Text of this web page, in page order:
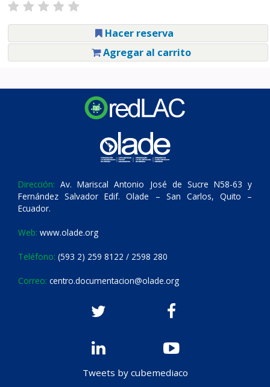
Hacer reserva
Agregar al carrito
Dirección: Av. Mariscal Antonio José de Sucre N58-63 y
Fernández Salvador Edif. Olade – San Carlos, Quito –
Ecuador.
Web: www.olade.org
Teléfono: (593 2) 259 8122 / 2598 280
Correo: centro.documentacion@olade.org
Tweets by cubemediaco